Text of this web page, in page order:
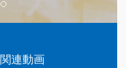
連動画